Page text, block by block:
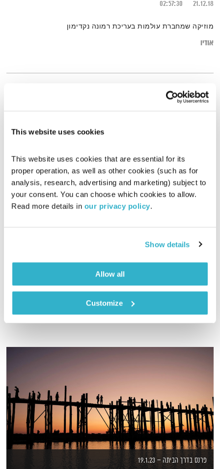
This website uses cookies
This website uses cookies that are essential for its
proper operation, as well as other cookies (such as for
analysis, research, advertising and marketing) subject to
your consent. You can choose which cookies to allow.
Read more details in our privacy policy.
Show details
Allow all
Customize
21.12.18
02:57:30
מוזיקה שמחברת עולמות בעריכת רמונה נקדימון
אודיו
שיחות טרנספורמטיביות
אסי זיגדוןונטאלי בן דוד
11.05.15
00:57:13
אסי זיגדון ונטאלי בן דוד בשיחות על החיים כאן ועכשיו
אודיו
פרנס בדרך הביתה – 19.1.23